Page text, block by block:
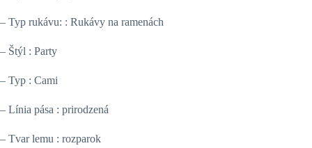
– Typ rukávu: : Rukávy na ramenách
– Štýl : Party
– Typ : Cami
– Línia pása : prirodzená
– Tvar lemu : rozparok